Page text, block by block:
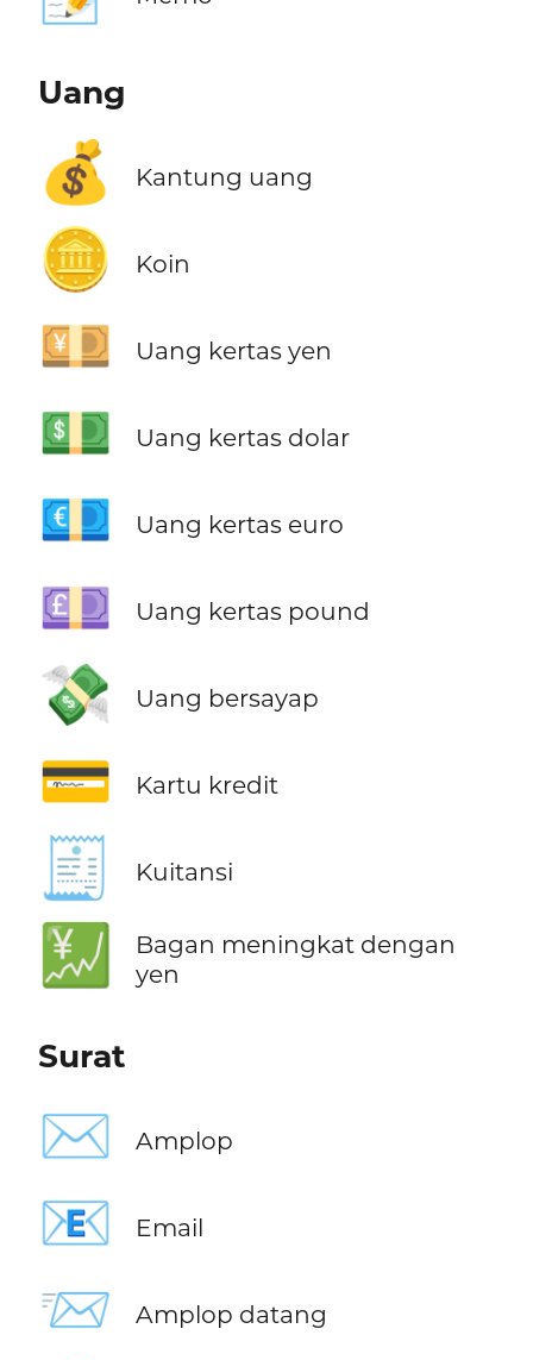
Uang
💰 Kantung uang
🪙 Koin
💴 Uang kertas yen
💵 Uang kertas dolar
💶 Uang kertas euro
💷 Uang kertas pound
💸 Uang bersayap
💳 Kartu kredit
🧾 Kuitansi
💹
Bagan meningkat dengan
yen
Surat
✉️ Amplop
📧 Email
📨 Amplop datang